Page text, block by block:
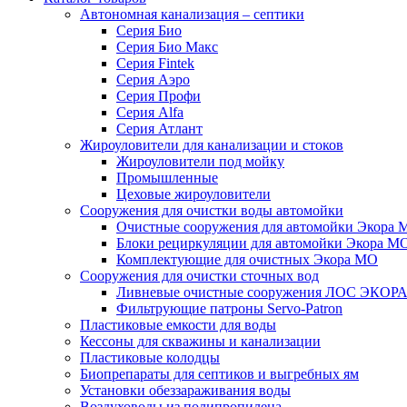
Автономная канализация – септики
Серия Био
Серия Био Макс
Серия Fintek
Серия Аэро
Серия Профи
Серия Alfa
Серия Атлант
Жироуловители для канализации и стоков
Жироуловители под мойку
Промышленные
Цеховые жироуловители
Сооружения для очистки воды автомойки
Очистные сооружения для автомойки Экора
Блоки рециркуляции для автомойки Экора
Комплектующие для очистных Экора МО
Сооружения для очистки сточных вод
Ливневые очистные сооружения ЛОС ЭКОРА
Фильтрующие патроны Servo-Patron
Пластиковые емкости для воды
Кессоны для скважины и канализации
Пластиковые колодцы
Биопрепараты для септиков и выгребных ям
Установки обеззараживания воды